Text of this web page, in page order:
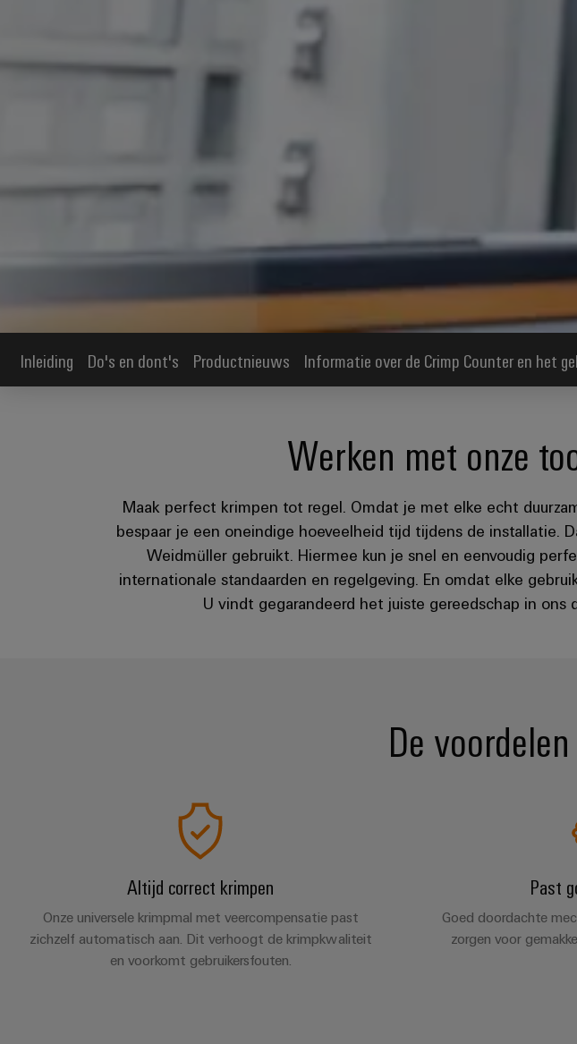
Inleiding Do's en dont's Productnieuws Informatie over de Crimp Counter en het
Werken met onze
Maak perfect krimpen tot regel. Omdat je met elke echt
bespaar je een oneindige hoeveelheid tijd tijdens de installatie.
Weidmüller gebruikt. Hiermee kun je snel en eenvoudig
internationale standaarden en regelgeving. En omdat elke
U vindt gegarandeerd het juiste gereedschap in ons
De
Altijd correct krimpen
Onze universele krimpmal met veercompensatie past
zichzelf automatisch aan. Dit verhoogt de krimpkwaliteit
en voorkomt gebruikersfouten.
Past
Goed doordachte
zorgen voor